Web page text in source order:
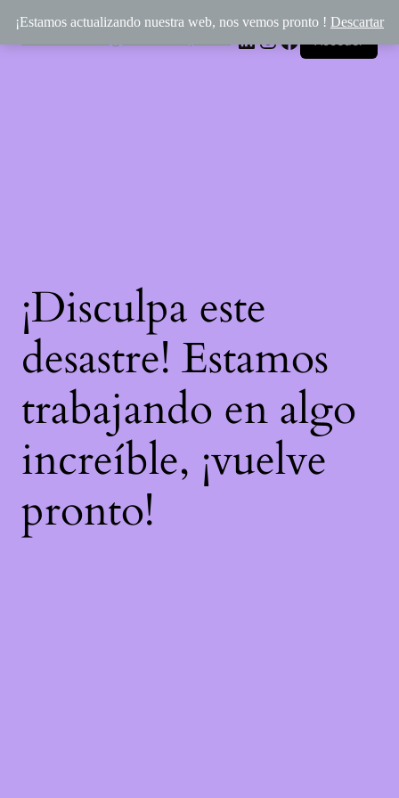
¡Estamos actualizando nuestra web, nos vemos pronto ! Descartar
LinkedIn
Instagram
Facebook
¡Disculpa este
desastre! Estamos
trabajando en algo
increíble, ¡vuelve
pronto!